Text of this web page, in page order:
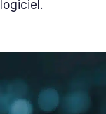
logiciel.